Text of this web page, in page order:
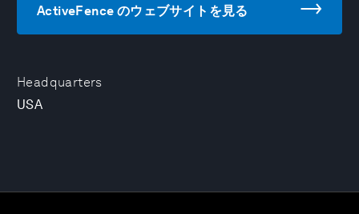
Headquarters
USA
ActiveFence のウェブサイトを見る